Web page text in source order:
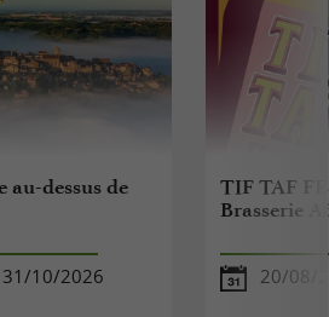
au-dessus de
10/2026
TIF TAF
Brasserie
20/08/